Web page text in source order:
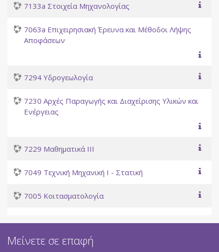
7133a Στοιχεία Μηχανολογίας
7063a Επιχειρησιακή Έρευνα και Μέθοδοι Λήψης
Αποφάσεων
7294 Υδρογεωλογία
7230 Αρχές Παραγωγής και Διαχείρισης Υλικών και
Ενέργειας
7229 Μαθηματικά ΙΙΙ
7049 Τεχνική Μηχανική Ι - Στατική
7005 Κοιτασματολογία
Μείνετε σε επαφή